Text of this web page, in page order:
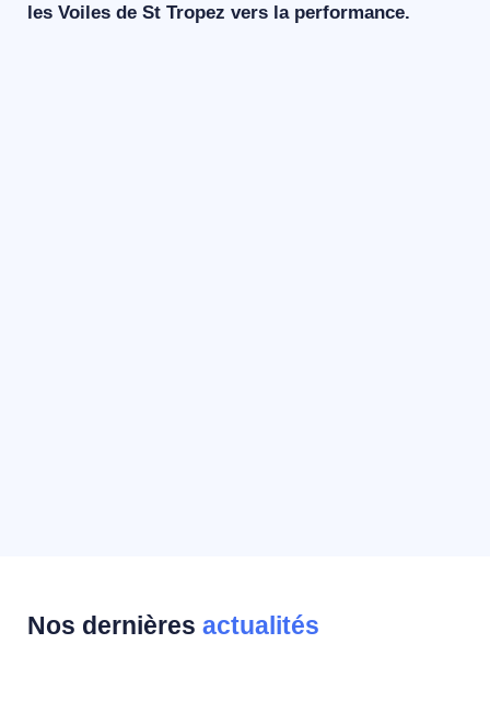
les Voiles de St Tropez vers la performance.
Nos dernières actualités